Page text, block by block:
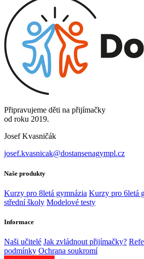
Připravujeme děti na přijímačky
od roku 2019.
Josef Kvasničák
josef.kvasnicak@dostansenagympl.cz
Naše produkty
Kurzy pro 8letá gymnázia Kurzy pro 6letá
střední školy Modelové testy
Informace
Naši učitelé Jak zvládnout přijímačky?
podmínky Ochrana soukromí